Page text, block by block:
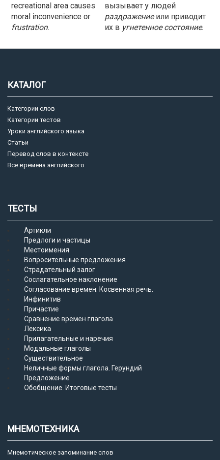
recreational area causes
moral inconvenience or
frustration.
вызывает у людей
раздражениеили приводит
их в угнетенное состояние.
КАТАЛОГ
Категории слов
Категории тестов
Уроки английского языка
Статьи
Перевод слов в контексте
Все времена английского
ТЕСТЫ
Артикли
Предлоги и частицы
Местоимения
Вопросительные предложения
Страдательный залог
Сослагательное наклонение
Согласование времен. Косвенная речь.
Инфинитив
Причастие
Сравнение времен глагола
Лексика
Прилагательные и наречия
Модальные глаголы
Существительное
Неличные формы глагола. Герундий
Предложение
Обобщение. Итоговые тесты
МНЕМОТЕХНИКА
Мнемотическое запоминание слов